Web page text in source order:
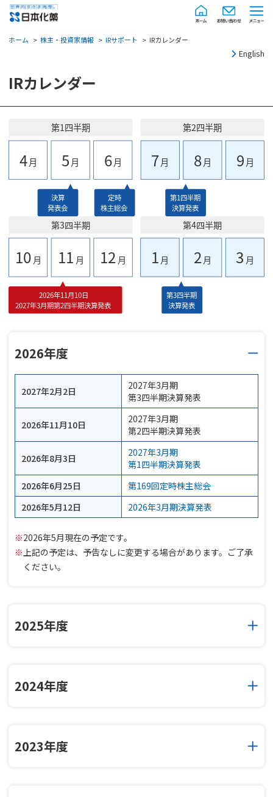
ホーム 株主・投資家情報 IRサポート IRカレンダー
English
IRカレンダー
2026年度
2027年2月2日
2027年3月期
第3四半期決算発表
2026年11月10日
2027年3月期
第2四半期決算発表
2026年8月3日
2027年3月期
第1四半期決算発表
2026年6月25日
第169回定時株主総会
2026年5月12日
2026年3月期決算発表
※2026年5月現在の予定です。
※上記の予定は、予告なしに変更する場合があります。ご了承
ください。
2025年度
2024年度
2023年度